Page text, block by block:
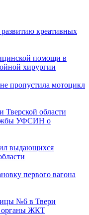
креативных
помощи в
хирургии
пропустила мотоцикл
Тверской области
УФСИН о
выдающихся
первого вагона
№6 в Твери
органы ЖКТ